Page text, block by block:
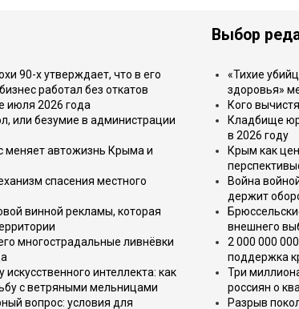
90-х утверждает, что в его
работал без откатов
июля 2026 года
или безумие в администрации
меняет автожизнь Крыма и
спасения местного
винной рекламы, которая
многострадальные ливнёвки
интеллекта: как
с ветряными мельницами
вопрос: условия для
Выбор
«Тихие
здоровья»
Кого
Кладбище
в 2026 году
Крым как
Война
держит
внешнего
2 000 000
поддержка
Три
россиян о
Разрыв